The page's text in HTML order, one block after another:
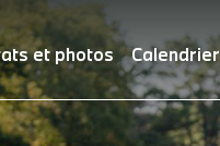
et photos Calendrier